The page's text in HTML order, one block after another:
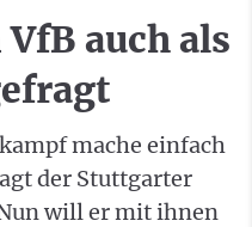
auch als
mache einfach
der Stuttgarter
will er mit ihnen